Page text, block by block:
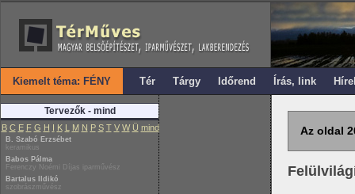
Kiemelt téma: FÉNY Tér Tárgy Időrend Írás, link
Tervezők - mind
B C E F G H I K L M N P S T V W Ü mind
B. Szabó Erzsébet
keramikus
Babos Pálma
Ferenczy Noémi Díjas iparművész
Bartalus Ildikó
szobrászművész
Az oldal